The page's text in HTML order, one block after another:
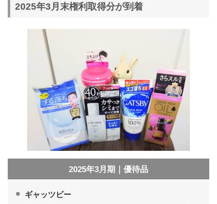
2025年3月末権利取得分が到着
2025年3月期｜優待品
ギャッツビー